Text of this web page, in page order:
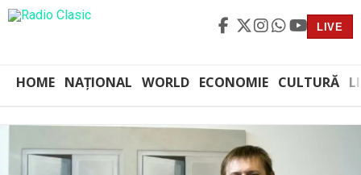
LIVE
HOME NAȚIONAL WORLD ECONOMIE CULTURĂ